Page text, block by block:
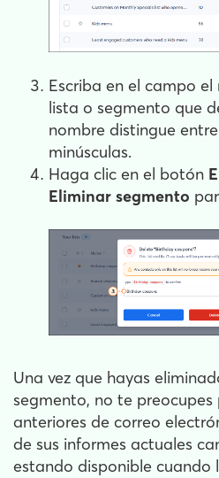
Escriba en el campo
lista o segmento que
nombre distingue
minúsculas.
Haga clic en el botón
Eliminar segmento
Una vez que hayas
segmento, no te preocupes
anteriores de correo
de sus informes actuales
estando disponible cuando